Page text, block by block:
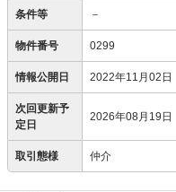
条件等 －
物件番号 0299
情報公開日 2022年11月02日
次回更新予
定日
2026年08月19日
取引態様 仲介